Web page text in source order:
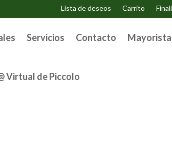
Lista de deseos Carrito
Servicios Contacto
Virtual de Piccolo